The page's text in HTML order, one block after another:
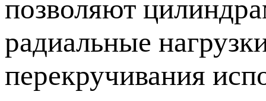
позволяют
радиальные
перекручивания